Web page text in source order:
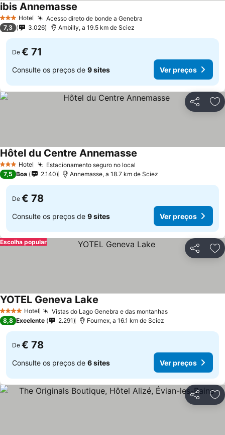
3 EstrelasHotel Acesso direto de bonde a Genebra
ibis Annemasse
7,3 3.026 Ambilly, a 19.5 km de Sciez
De € 71
Consulte os preços de 9 sites Ver preços
Partilhar
3 EstrelasHotel Estacionamento seguro no local
Hôtel du Centre Annemasse
7,5 Boa 2.140 Annemasse, a 18.7 km de Sciez
De € 78
Consulte os preços de 9 sites Ver preços
Partilhar
Escolha popular
4 EstrelasHotel Vistas do Lago Genebra e das montanhas
YOTEL Geneva Lake
8,8 Excelente 2.291 Fournex, a 16.1 km de Sciez
De € 78
Consulte os preços de 6 sites Ver preços
Partilhar